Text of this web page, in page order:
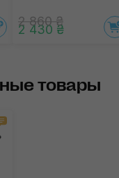
2 860 ₴
2 430 ₴
товары